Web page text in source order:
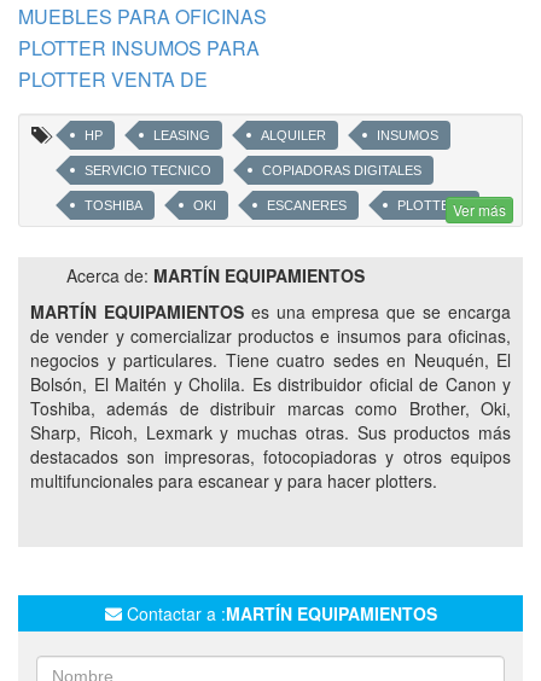
MUEBLES PARA OFICINAS
PLOTTER INSUMOS PARA
PLOTTER VENTA DE
HP LEASING ALQUILER INSUMOS
SERVICIO TECNICO COPIADORAS DIGITALES
TOSHIBA OKI ESCANERES PLOTTERS
IMPRESORAS MULTIFUNCION
MULTIFUNCIONALES CIPOLLETTI AÑELO
VACA MUERTA
Ver más
Acerca de: MARTÍN EQUIPAMIENTOS
MARTÍN EQUIPAMIENTOSes una empresa que se encarga
de vender y comercializar productos e insumos para oficinas,
negocios y particulares. Tiene cuatro sedes en Neuquén, El
Bolsón, El Maitén y Cholila. Es distribuidor oficial de Canon y
Toshiba, además de distribuir marcas como Brother, Oki,
Sharp, Ricoh, Lexmark y muchas otras. Sus productos más
destacados son impresoras, fotocopiadoras y otros equipos
multifuncionales para escanear y para hacer plotters.
Contactar a :MARTÍN EQUIPAMIENTOS